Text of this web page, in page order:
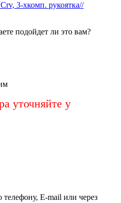
3-хкомп. рукоятка//
подойдет ли это вам?
уточняйте у
телефону, E-mail или через